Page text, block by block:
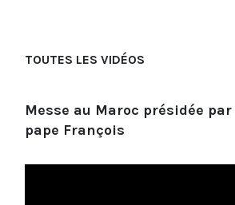
TOUTES LES VIDÉOS
Messe au Maroc présidée par
pape François